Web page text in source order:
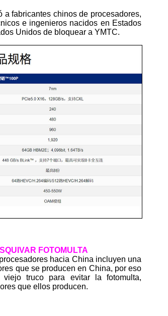
fabricantes chinos de procesadores,
e ingenieros nacidos en Estados
Unidos de bloquear a YMTC.
FOTOMULTA
hacia China incluyen una
que se producen en China, por eso
truco para evitar la fotomulta,
que ellos producen.